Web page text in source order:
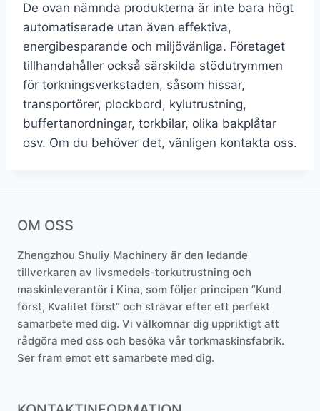
De ovan nämnda produkterna är inte bara högt
automatiserade utan även effektiva,
energibesparande och miljövänliga. Företaget
tillhandahåller också särskilda stödutrymmen
för torkningsverkstaden, såsom hissar,
transportörer, plockbord, kylutrustning,
buffertanordningar, torkbilar, olika bakplåtar
osv. Om du behöver det, vänligen kontakta oss.
OM OSS
Zhengzhou Shuliy Machinery är den ledande
tillverkaren av livsmedels-torkutrustning och
maskinleverantör i Kina, som följer principen ”Kund
först, Kvalitet först” och strävar efter ett perfekt
samarbete med dig. Vi välkomnar dig uppriktigt att
rådgöra med oss och besöka vår torkmaskinsfabrik.
Ser fram emot ett samarbete med dig.